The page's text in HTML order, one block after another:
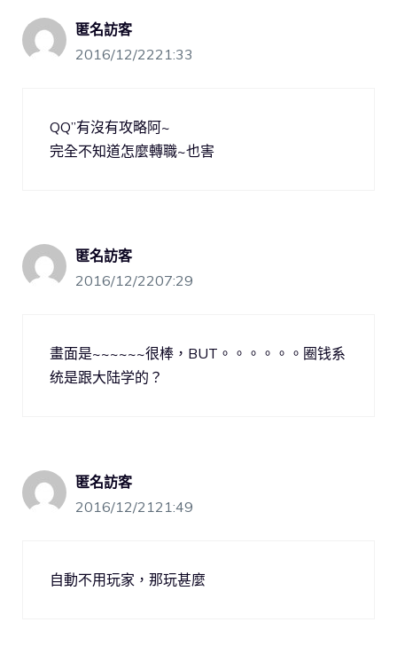
匿名訪客
2016/12/2221:33
QQ”有沒有攻略阿~
完全不知道怎麼轉職~也害
匿名訪客
2016/12/2207:29
畫面是~~~~~~很棒，BUT。。。。。。圈钱系
统是跟大陆学的？
匿名訪客
2016/12/2121:49
自動不用玩家，那玩甚麼